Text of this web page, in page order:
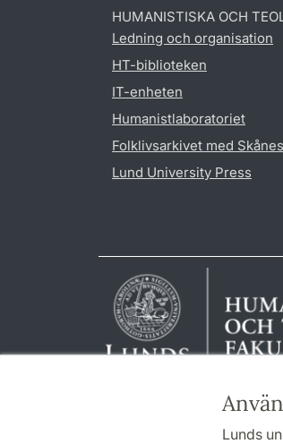
Lunds
HUMANISTISKA OCH
Ledning och organisation
HT-biblioteken
IT-enheten
Humanistlaboratoriet
Folklivsarkivet med
Lund University Press